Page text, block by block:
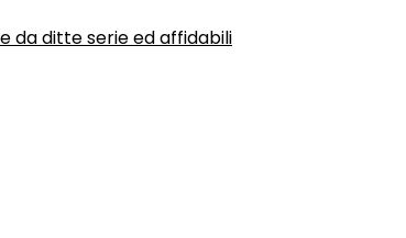
da ditte serie ed affidabili